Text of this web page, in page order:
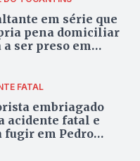
em série que
pena domiciliar
ser preso em
FATAL
embriagado
acidente fatal e
fugir em Pedro